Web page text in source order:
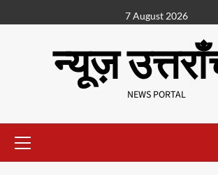
7 August 2026
न्यूज़ NEWS PORTAL